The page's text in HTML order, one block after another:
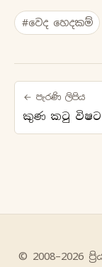
#වෙද හෙදකම්
← පැරණි ලිපිය
කුණ කටු විෂට
© 2008–2026